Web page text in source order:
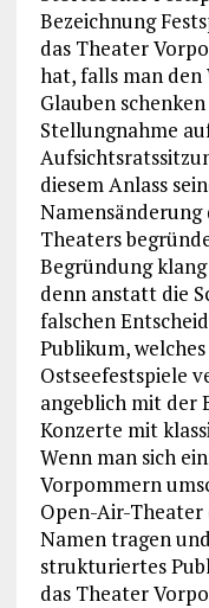
Bezeichnung
das Theater
hat, falls man
Glauben
Stellungnahme
diesem Anlass
Theaters
Begründung
denn anstatt die
falschen
Publikum,
Ostseefestspiele
angeblich mit der
Konzerte mit
Wenn man sich
Vorpommern
Open-Air-Theater
Namen tragen
strukturiertes
das Theater